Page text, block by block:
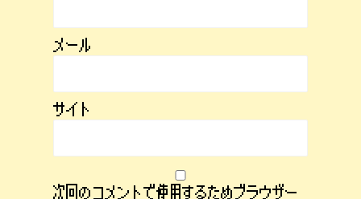
メール
サイト
次回のコメントで使用するためブラウザー